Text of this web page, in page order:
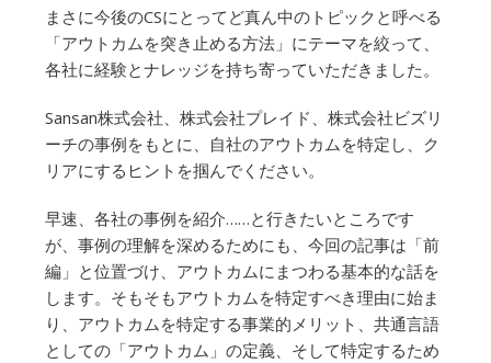
まさに今後のCSにとってど真ん中のトピックと呼べる
「アウトカムを突き止める方法」にテーマを絞って、
各社に経験とナレッジを持ち寄っていただきました。
Sansan株式会社、株式会社プレイド、株式会社ビズリ
ーチの事例をもとに、自社のアウトカムを特定し、ク
リアにするヒントを掴んでください。
早速、各社の事例を紹介……と行きたいところです
が、事例の理解を深めるためにも、今回の記事は「前
編」と位置づけ、アウトカムにまつわる基本的な話を
します。そもそもアウトカムを特定すべき理由に始ま
り、アウトカムを特定する事業的メリット、共通言語
としての「アウトカム」の定義、そして特定するため